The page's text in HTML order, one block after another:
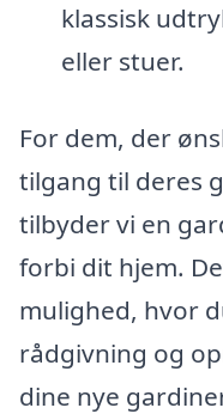
klassisk
eller stuer.
For dem, der
tilgang til deres
tilbyder vi en
forbi dit hjem.
mulighed, hvor
rådgivning og
dine nye